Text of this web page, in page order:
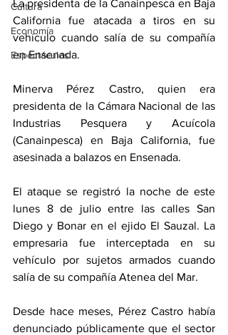
Cultura
Economía
Espectáculos
La presidenta de la Canainpesca en Baja
California fue atacada a tiros en su
vehículo cuando salía de su compañía
en Ensenada.
Minerva Pérez Castro, quien era
presidenta de la Cámara Nacional de las
Industrias Pesquera y Acuícola
(Canainpesca) en Baja California, fue
asesinada a balazos en Ensenada.
El ataque se registró la noche de este
lunes 8 de julio entre las calles San
Diego y Bonar en el ejido El Sauzal. La
empresaria fue interceptada en su
vehículo por sujetos armados cuando
salía de su compañía Atenea del Mar.
Desde hace meses, Pérez Castro había
denunciado públicamente que el sector